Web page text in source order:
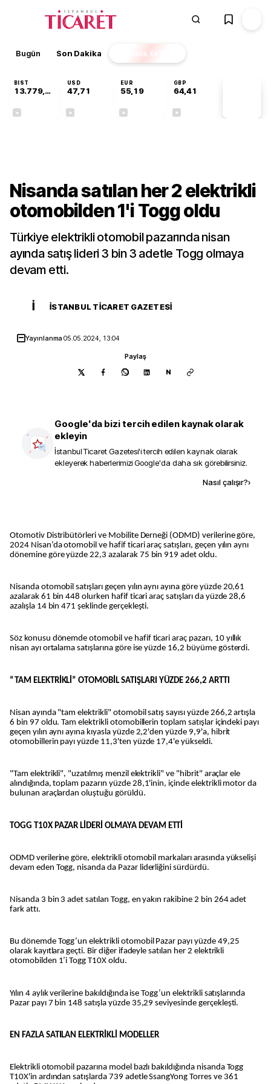
Bugün Son Dakika Finans EKSTRA
BIST
13.779,39
USD
47,71
EUR
55,19
GBP
64,41
Nisanda satılan her 2 elektrikli
otomobilden 1'i Togg oldu
Türkiye elektrikli otomobil pazarında nisan
ayında satış lideri 3 bin 3 adetle Togg olmaya
devam etti.
İ İSTANBUL TICARET GAZETESI
Yayınlanma05.05.2024, 13:04
Paylaş
N
Google'da bizi tercih edilen kaynak olarak
ekleyin
İstanbul Ticaret Gazetesi'i tercih edilen kaynak olarak
ekleyerek haberlerimizi Google'da daha sık görebilirsiniz.
Nasıl çalışır?›
Otomotiv Distribütörleri ve Mobilite Derneği (ODMD) verilerine göre,
2024 Nisan’da otomobil ve hafif ticari araç satışları, geçen yılın aynı
dönemine göre yüzde 22,3 azalarak 75 bin 919 adet oldu.
Nisanda otomobil satışları geçen yılın aynı ayına göre yüzde 20,61
azalarak 61 bin 448 olurken hafif ticari araç satışları da yüzde 28,6
azalışla 14 bin 471 şeklinde gerçekleşti.
Söz konusu dönemde otomobil ve hafif ticari araç pazarı, 10 yıllık
nisan ayı ortalama satışlarına göre ise yüzde 16,2 büyüme gösterdi.
“TAM ELEKTRİKLİ” OTOMOBİL SATIŞLARI YÜZDE 266,2 ARTTI
Nisan ayında "tam elektrikli" otomobil satış sayısı yüzde 266,2 artışla
6 bin 97 oldu. Tam elektrikli otomobillerin toplam satışlar içindeki payı
geçen yılın aynı ayına kıyasla yüzde 2,2'den yüzde 9,9'a, hibrit
otomobillerin payı yüzde 11,3'ten yüzde 17,4'e yükseldi.
"Tam elektrikli", "uzatılmış menzil elektrikli" ve "hibrit" araçlar ele
alındığında, toplam pazarın yüzde 28,1'inin, içinde elektrikli motor da
bulunan araçlardan oluştuğu görüldü.
TOGG T10X PAZAR LİDERİ OLMAYA DEVAM ETTİ
ODMD verilerine göre, elektrikli otomobil markaları arasında yükselişi
devam eden Togg, nisanda da Pazar liderliğini sürdürdü.
Nisanda 3 bin 3 adet satılan Togg, en yakın rakibine 2 bin 264 adet
fark attı.
Bu dönemde Togg’un elektrikli otomobil Pazar payı yüzde 49,25
olarak kayıtlara geçti. Bir diğer ifadeyle satılan her 2 elektrikli
otomobilden 1’i Togg T10X oldu.
Yılın 4 aylık verilerine bakıldığında ise Togg’un elektrikli satışlarında
Pazar payı 7 bin 148 satışla yüzde 35,29 seviyesinde gerçekleşti.
EN FAZLA SATILAN ELEKTRİKLİ MODELLER
Elektrikli otomobil pazarına model bazlı bakıldığında nisanda Togg
T10X'in ardından satışlarda 739 adetle SsangYong Torres ve 361